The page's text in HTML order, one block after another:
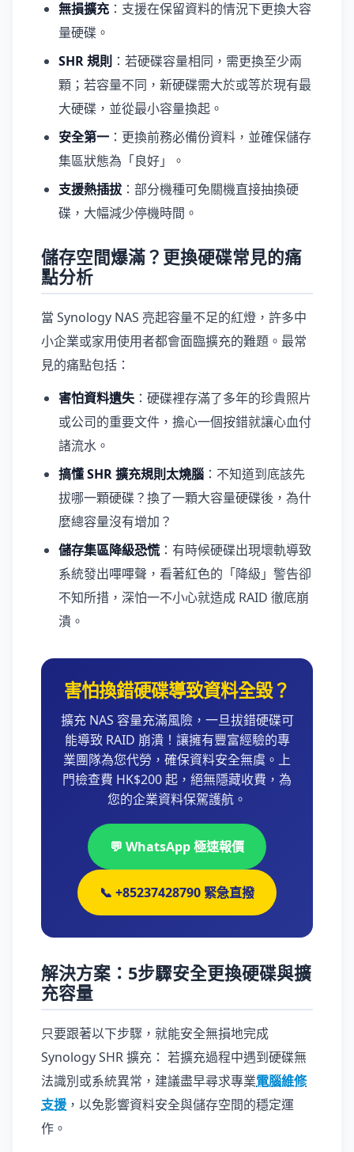
無損擴充 ：支援在保留資料的情況下更換大容
量硬碟。
SHR 規則 ：若硬碟容量相同，需更換至少兩
顆；若容量不同，新硬碟需大於或等於現有最
大硬碟，並從最小容量換起。
安全第一 ：更換前務必備份資料，並確保儲存
集區狀態為「良好」。
支援熱插拔 ：部分機種可免關機直接抽換硬
碟，大幅減少停機時間。
儲存空間爆滿？更換硬碟常見的痛
點分析
當 Synology NAS 亮起容量不足的紅燈，許多中
小企業或家用使用者都會面臨擴充的難題。最常
見的痛點包括：
害怕資料遺失 ：硬碟裡存滿了多年的珍貴照片
或公司的重要文件，擔心一個按錯就讓心血付
諸流水。
搞懂 SHR 擴充規則太燒腦 ：不知道到底該先
拔哪一顆硬碟？換了一顆大容量硬碟後，為什
麼總容量沒有增加？
儲存集區降級恐慌：有時候硬碟出現壞軌導致
系統發出嗶嗶聲，看著紅色的「降級」警告卻
不知所措，深怕一不小心就造成 RAID 徹底崩
潰。
害怕換錯硬碟導致資料全毀？
擴充 NAS 容量充滿風險，一旦拔錯硬碟可
能導致 RAID 崩潰！讓擁有豐富經驗的專
業團隊為您代勞，確保資料安全無虞。上
門檢查費 HK$200 起，絕無隱藏收費，為
您的企業資料保駕護航。
💬 WhatsApp 極速報價
📞 +85237428790 緊急直撥
解決方案：5步驟安全更換硬碟與擴
充容量
只要跟著以下步驟，就能安全無損地完成
Synology SHR 擴充： 若擴充過程中遇到硬碟無
法識別或系統異常，建議盡早尋求專業電腦維修
支援 ，以免影響資料安全與儲存空間的穩定運
作。